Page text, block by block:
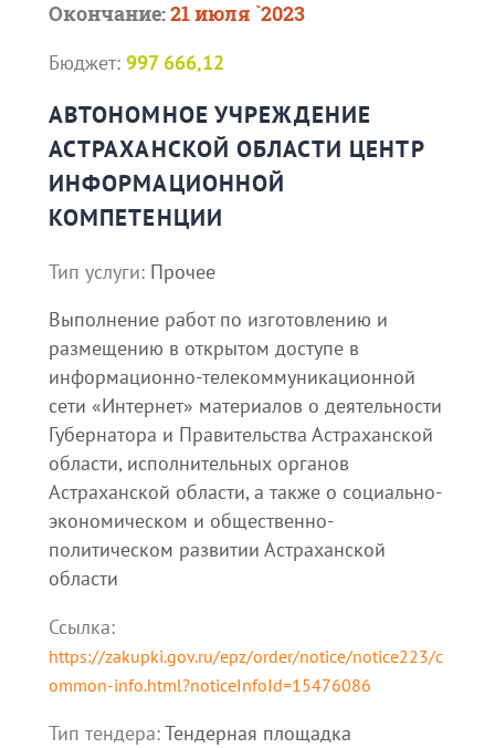
Окончание:21 июля `2023
Бюджет: 997 666,12
АВТОНОМНОЕ УЧРЕЖДЕНИЕ
АСТРАХАНСКОЙ ОБЛАСТИ ЦЕНТР
ИНФОРМАЦИОННОЙ
КОМПЕТЕНЦИИ
Тип услуги: Прочее
Выполнение работ по изготовлению и
размещению в открытом доступе в
информационно-телекоммуникационной
сети «Интернет» материалов о деятельности
Губернатора и Правительства Астраханской
области, исполнительных органов
Астраханской области, а также о социально-
экономическом и общественно-
политическом развитии Астраханской
области
Ссылка:
https://zakupki.gov.ru/epz/order/notice/notice223/c
ommon-info.html?noticeInfoId=15476086
Тип тендера:Тендерная площадка